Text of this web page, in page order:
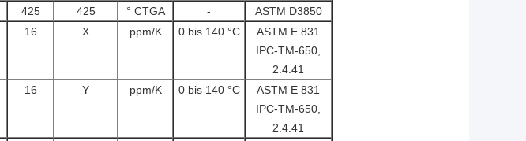
425 425 ° CTGA -
ASTM D3850
16 X ppm/K 0 bis 140 °C
ASTM E 831
IPC-TM-650,
2.4.41
16 Y ppm/K 0 bis 140 °C
ASTM E 831
IPC-TM-650,
2.4.41